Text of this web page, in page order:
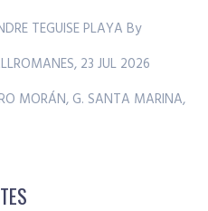
TEGUISE PLAYA By
23 JUL 2026
MORÁN, G. SANTA MARINA,